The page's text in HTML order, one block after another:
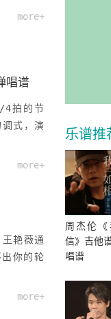
more+
唱谱
4拍的节
式，演
more+
艳薇通
你的轮
more+
乐谱推
周杰伦《
信》吉他
唱谱